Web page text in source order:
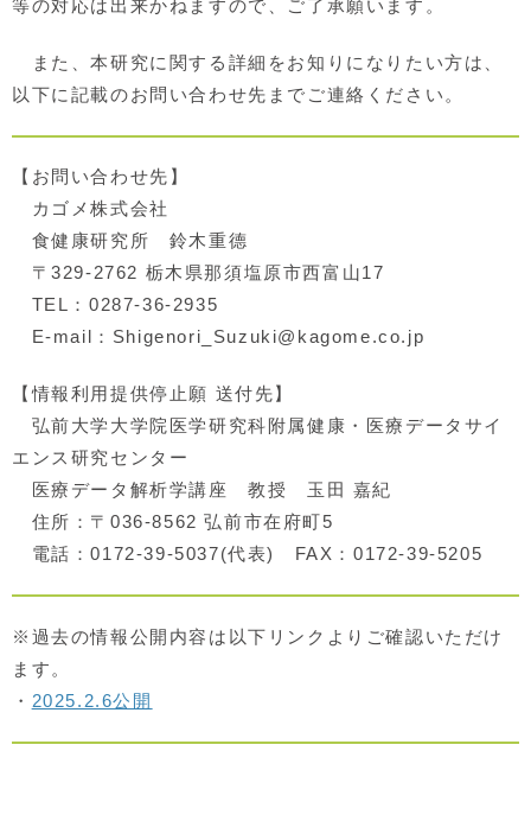
等の対応は出来かねますので、ご了承願います。
また、本研究に関する詳細をお知りになりたい方は、
以下に記載のお問い合わせ先までご連絡ください。
【お問い合わせ先】
カゴメ株式会社
食健康研究所 鈴木重德
〒329-2762 栃木県那須塩原市西富山17
TEL：0287-36-2935
E-mail：Shigenori_Suzuki@kagome.co.jp
【情報利用提供停止願 送付先】
弘前大学大学院医学研究科附属健康・医療データサイ
エンス研究センター
医療データ解析学講座 教授 玉田 嘉紀
住所：〒036-8562 弘前市在府町5
電話：0172-39-5037(代表) FAX：0172-39-5205
※過去の情報公開内容は以下リンクよりご確認いただけ
ます。
・ 2025.2.6公開